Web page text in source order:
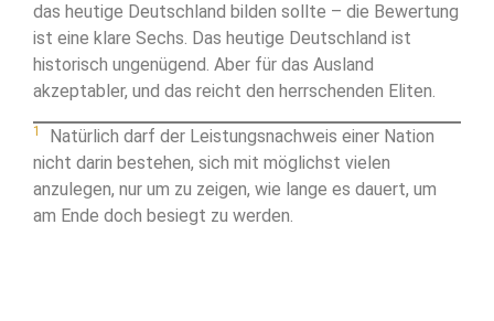
das heutige Deutschland bilden sollte – die Bewertung
ist eine klare Sechs. Das heutige Deutschland ist
historisch ungenügend. Aber für das Ausland
akzeptabler, und das reicht den herrschenden Eliten.
1
Natürlich darf der Leistungsnachweis einer Nation
nicht darin bestehen, sich mit möglichst vielen
anzulegen, nur um zu zeigen, wie lange es dauert, um
am Ende doch besiegt zu werden.